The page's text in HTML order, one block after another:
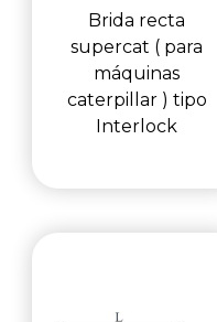
Brida recta
supercat ( para
máquinas
caterpillar ) tipo
Interlock